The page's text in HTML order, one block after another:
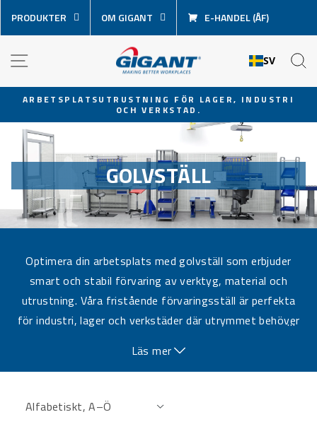
över
innehåll
PRODUKTER OM GIGANT E-HANDEL (ÅF)
SV
Pausa
bildspel
ARBETSPLATSUTRUSTNING FÖR LAGER, INDUSTRI
OCH VERKSTAD.
GOLVSTÄLL
Optimera din arbetsplats med golvställ som erbjuder
smart och stabil förvaring av verktyg, material och
utrustning. Våra fristående förvaringsställ är perfekta
för industri, lager och verkstäder där utrymmet behöver
…
Läs mer